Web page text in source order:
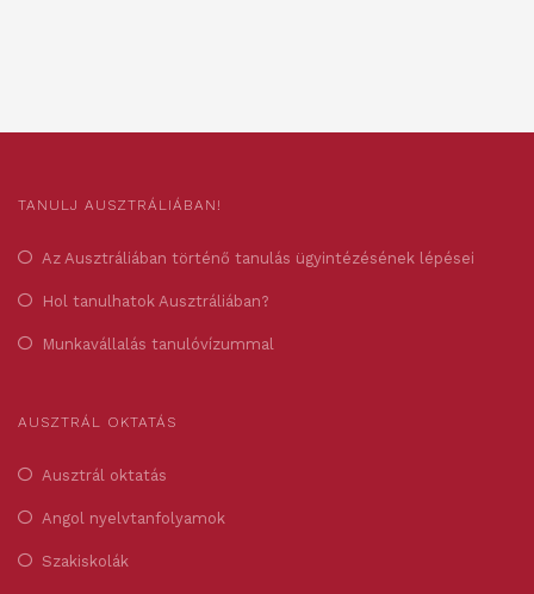
TANULJ AUSZTRÁLIÁBAN!
Az Ausztráliában történő tanulás ügyintézésének lépései
Hol tanulhatok Ausztráliában?
Munkavállalás tanulóvízummal
AUSZTRÁL OKTATÁS
Ausztrál oktatás
Angol nyelvtanfolyamok
Szakiskolák